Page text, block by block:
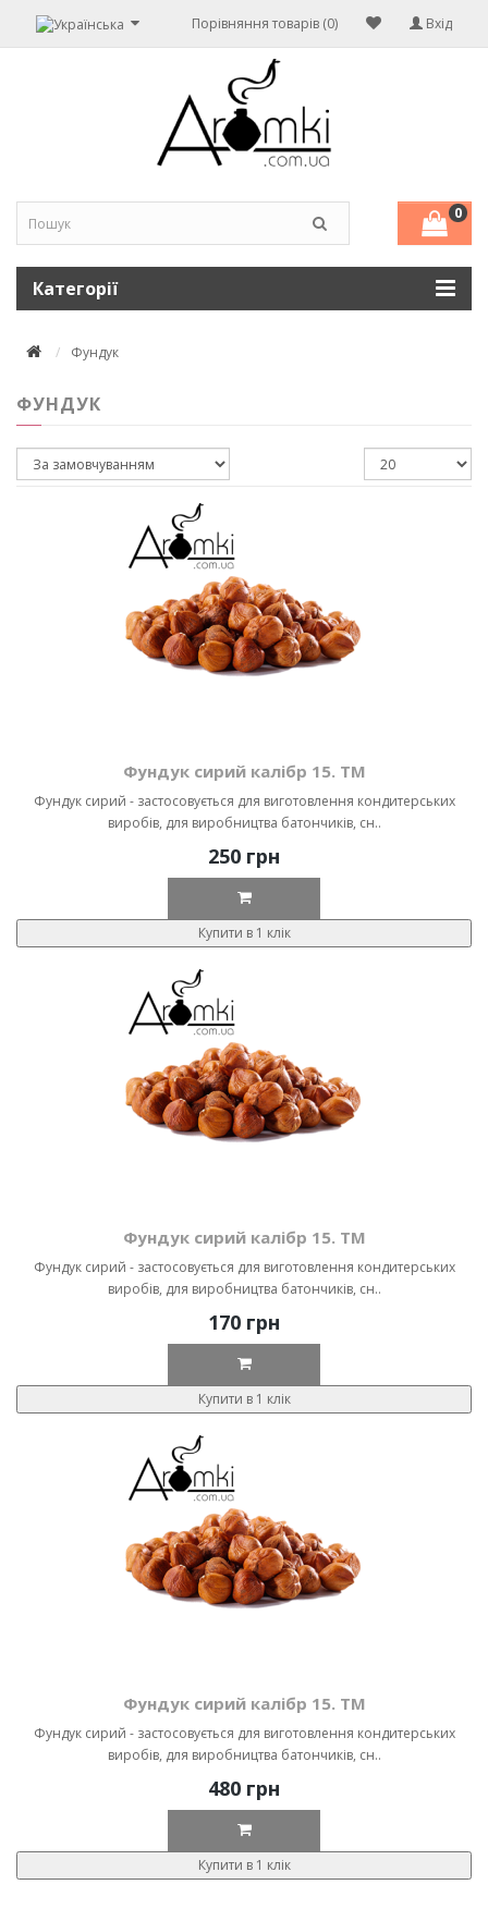
Вхід
Порівняння товарів (0)
0
Категорії
Фундук
ФУНДУК
Фундук сирий калібр 15. ТМ
Фундук сирий - застосовується для виготовлення кондитерських
виробів, для виробництва батончиків, сн..
250 грн
Купити в 1 клік
Фундук сирий калібр 15. ТМ
Фундук сирий - застосовується для виготовлення кондитерських
виробів, для виробництва батончиків, сн..
170 грн
Купити в 1 клік
Фундук сирий калібр 15. ТМ
Фундук сирий - застосовується для виготовлення кондитерських
виробів, для виробництва батончиків, сн..
480 грн
Купити в 1 клік